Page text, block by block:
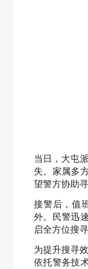
当日，大屯
失。家属多
望警方协助寻
接警后，值
外。民警迅
启全方位搜寻
为提升搜寻
依托警务技